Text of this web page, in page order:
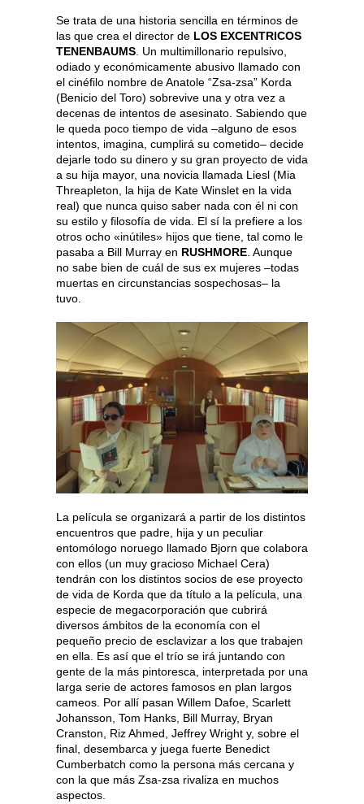
Se trata de una historia sencilla en términos de
las que crea el director de LOS EXCENTRICOS
TENENBAUMS . Un multimillonario repulsivo,
odiado y económicamente abusivo llamado con
el cinéfilo nombre de Anatole “Zsa-zsa” Korda
(Benicio del Toro) sobrevive una y otra vez a
decenas de intentos de asesinato. Sabiendo que
le queda poco tiempo de vida –alguno de esos
intentos, imagina, cumplirá su cometido– decide
dejarle todo su dinero y su gran proyecto de vida
a su hija mayor, una novicia llamada Liesl (Mia
Threapleton, la hija de Kate Winslet en la vida
real) que nunca quiso saber nada con él ni con
su estilo y filosofía de vida. El sí la prefiere a los
otros ocho «inútiles» hijos que tiene, tal como le
pasaba a Bill Murray en RUSHMORE . Aunque
no sabe bien de cuál de sus ex mujeres –todas
muertas en circunstancias sospechosas– la
tuvo.
La película se organizará a partir de los distintos
encuentros que padre, hija y un peculiar
entomólogo noruego llamado Bjorn que colabora
con ellos (un muy gracioso Michael Cera)
tendrán con los distintos socios de ese proyecto
de vida de Korda que da título a la película, una
especie de megacorporación que cubrirá
diversos ámbitos de la economía con el
pequeño precio de esclavizar a los que trabajen
en ella. Es así que el trío se irá juntando con
gente de la más pintoresca, interpretada por una
larga serie de actores famosos en plan largos
cameos. Por allí pasan Willem Dafoe, Scarlett
Johansson, Tom Hanks, Bill Murray, Bryan
Cranston, Riz Ahmed, Jeffrey Wright y, sobre el
final, desembarca y juega fuerte Benedict
Cumberbatch como la persona más cercana y
con la que más Zsa-zsa rivaliza en muchos
aspectos.